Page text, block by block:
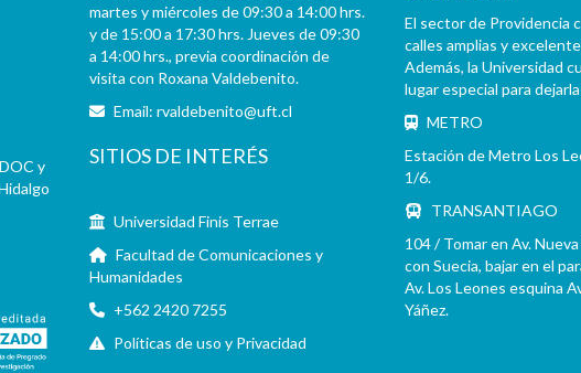
y
martes y miércoles de 09:30 a 14:00 hrs.
y de 15:00 a 17:30 hrs. Jueves de 09:30
a 14:00 hrs., previa coordinación de
visita con Roxana Valdebenito.
Email:rvaldebenito@uft.cl
SITIOS DE INTERÉS
Universidad Finis Terrae
Facultad de Comunicaciones y
Humanidades
+562 2420 7255
Políticas de uso y Privacidad
El sector de Providencia
calles amplias y
Además, la Universidad
lugar especial para
METRO
Estación de Metro Los
1/6.
TRANSANTIAGO
104 / Tomar en Av.
con Suecia, bajar en el
Av. Los Leones esquina
Yáñez.